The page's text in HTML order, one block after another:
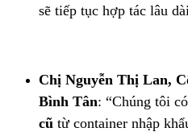
sẽ tiếp tục hợp tác lâu
Chị Nguyễn Thị Lan,
Bình Tân: “Chúng tôi
cũ từ container nhập